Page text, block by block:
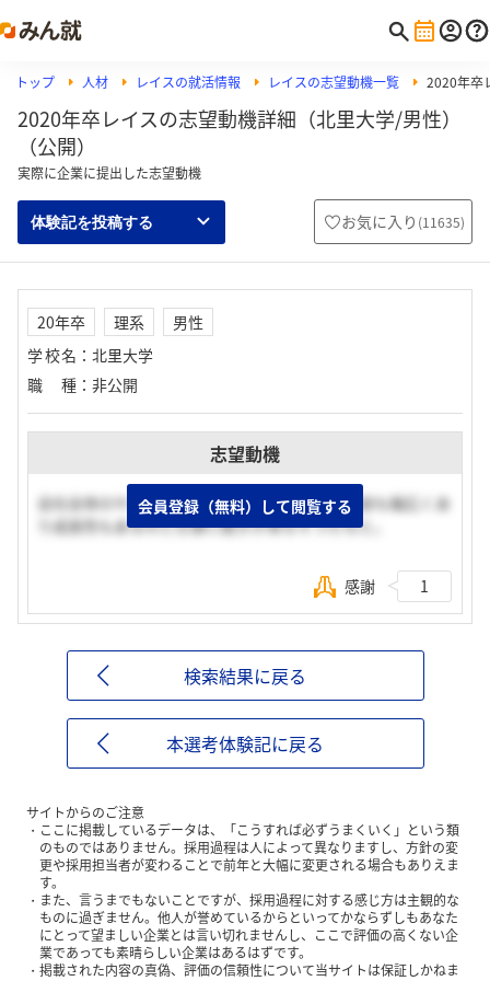
トップ 人材 レイスの就活情報 レイスの志望動機一覧 2020年卒
2020年卒レイスの志望動機詳細（北里大学/男性）
（公開）
実際に企業に提出した志望動機
体験記を投稿する お気に入り (11635)
20年卒 理系
男性
学校名 ： 北里大学
職種 ： 非公開
志望動機
会社全体のやる気が高いように感じた。業務内容も幅広くあ
り成長性もあるのと仕事に飽きが来なそうだなと。
会員登録（無料）して閲覧する
感謝 1
検索結果に戻る
本選考体験記に戻る
サイトからのご注意
ここに掲載しているデータは、「こうすれば必ずうまくいく」という類
のものではありません。採用過程は人によって異なりますし、方針の変
更や採用担当者が変わることで前年と大幅に変更される場合もありえま
す。
また、言うまでもないことですが、採用過程に対する感じ方は主観的な
ものに過ぎません。他人が誉めているからといってかならずしもあなた
にとって望ましい企業とは言い切れませんし、ここで評価の高くない企
業であっても素晴らしい企業はあるはずです。
掲載された内容の真偽、評価の信頼性について当サイトは保証しかねま